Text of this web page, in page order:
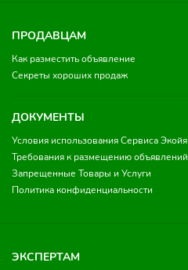
ПРОДАВЦАМ
Как разместить объявление
Секреты хороших продаж
ДОКУМЕНТЫ
Условия использования Сервиса Экойя
Требования к размещению объявлений
Запрещенные Товары и Услуги
Политика конфиденциальности
ЭКСПЕРТАМ